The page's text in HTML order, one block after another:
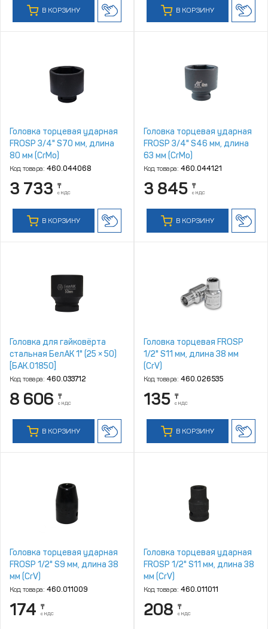
В КОРЗИНУ В КОРЗИНУ
Головка торцевая ударная
FROSP 3/4" S70 мм, длина
80 мм (CrMo)
Код товара: 460.044068
3 733 ₸
с НДС
В КОРЗИНУ
Головка торцевая ударная
FROSP 3/4" S46 мм, длина
63 мм (CrMo)
Код товара: 460.044121
3 845 ₸
с НДС
В КОРЗИНУ
Головка для гайковёрта
стальная БелАК 1" (25 × 50)
[БАК.01850]
Код товара: 460.033712
8 606 ₸
с НДС
В КОРЗИНУ
Головка торцевая FROSP
1/2" S11 мм, длина 38 мм
(CrV)
Код товара: 460.026535
135 ₸
с НДС
В КОРЗИНУ
Головка торцевая ударная
FROSP 1/2" S9 мм, длина 38
мм (CrV)
Код товара: 460.011009
174 ₸
с НДС
Головка торцевая ударная
FROSP 1/2" S11 мм, длина 38
мм (CrV)
Код товара: 460.011011
208 ₸
с НДС